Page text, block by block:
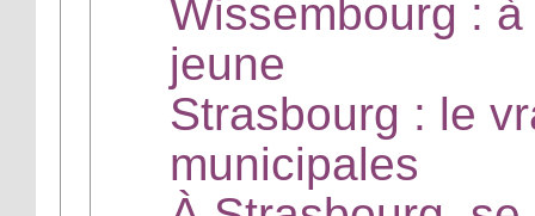
Wissembourg :
jeune
Strasbourg : le
municipales